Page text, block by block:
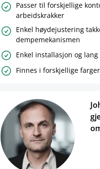
Passer til forskjellige
arbeidskrakker
Enkel høydejustering
dempemekanismen
Enkel installasjon og
Finnes i forskjellige